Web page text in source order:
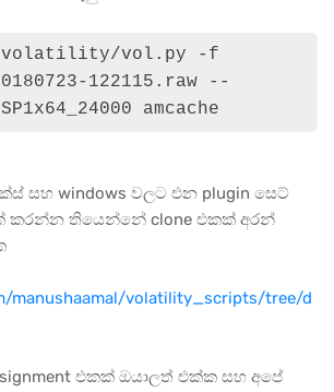
volatility/vol.py -f
20180723-122115.raw --
amcache
සහ windows වලට එන plugin සෙට්
කරන්න තියෙන්නේ clone එකක් අරන්
manushaamal/volatility_scripts/tree/d
එකක් ඔයාලත් එක්ක සහ අපේ